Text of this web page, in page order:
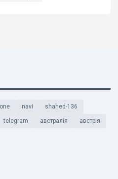
navi shahed-136
telegram австралія австрія